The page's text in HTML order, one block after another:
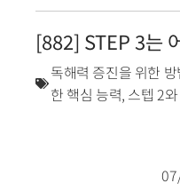
[882] STEP 3는
독해력 증진을 위한 방
한 핵심 능력, 스텝 2